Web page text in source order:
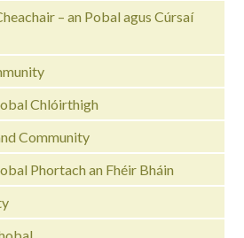
– an Pobal agus Cúrsaí
Chlóirthigh
Community
Phortach an Fhéir Bháin